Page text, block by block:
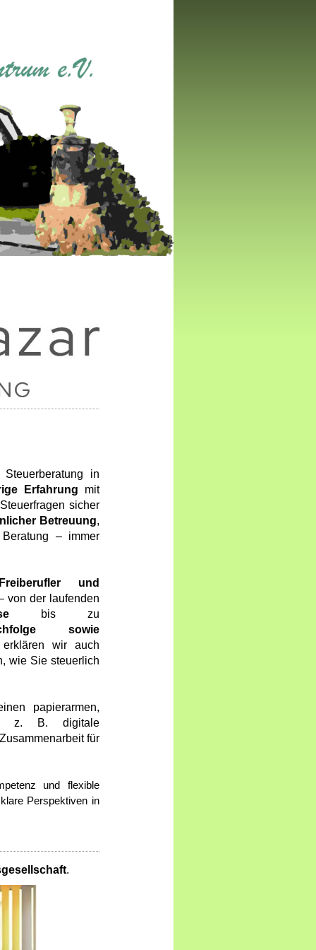
in
Erfahrung mit
sicher
Betreuung,
– immer
und
von der laufenden
bis zu
sowie
wir auch
wie Sie steuerlich
papierarmen,
– z. B. digitale
für
und flexible
Perspektiven in
.